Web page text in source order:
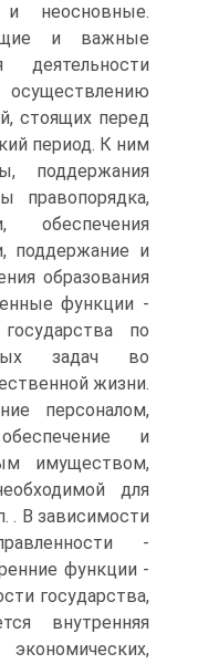
неосновные.
и важные
деятельности
стоящих перед
период. К ним
поддержания
правопорядка,
обеспечения
поддержание и
образования
функции -
по
задач во
жизни.
персоналом,
обеспечение и
имуществом,
для
. В зависимости
-
функции -
государства,
внутренняя